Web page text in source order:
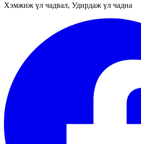
Хэмжиж үл чадвал, Удирдаж үл чадна